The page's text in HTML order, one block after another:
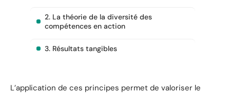
2. La théorie de la diversité des
compétences en action
3. Résultats tangibles
L’application de ces principes permet de valoriser le